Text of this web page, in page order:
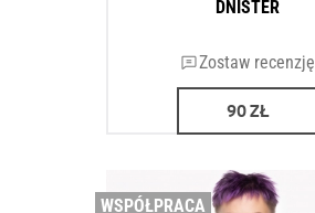
DNISTER
Zostaw recenzję
90ZŁ
WSPÓŁPRACA